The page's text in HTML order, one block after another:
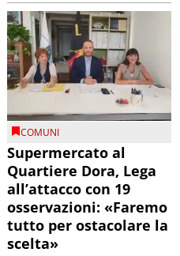
COMUNI
Supermercato al
Quartiere Dora, Lega
all’attacco con 19
osservazioni: «Faremo
tutto per ostacolare la
scelta»